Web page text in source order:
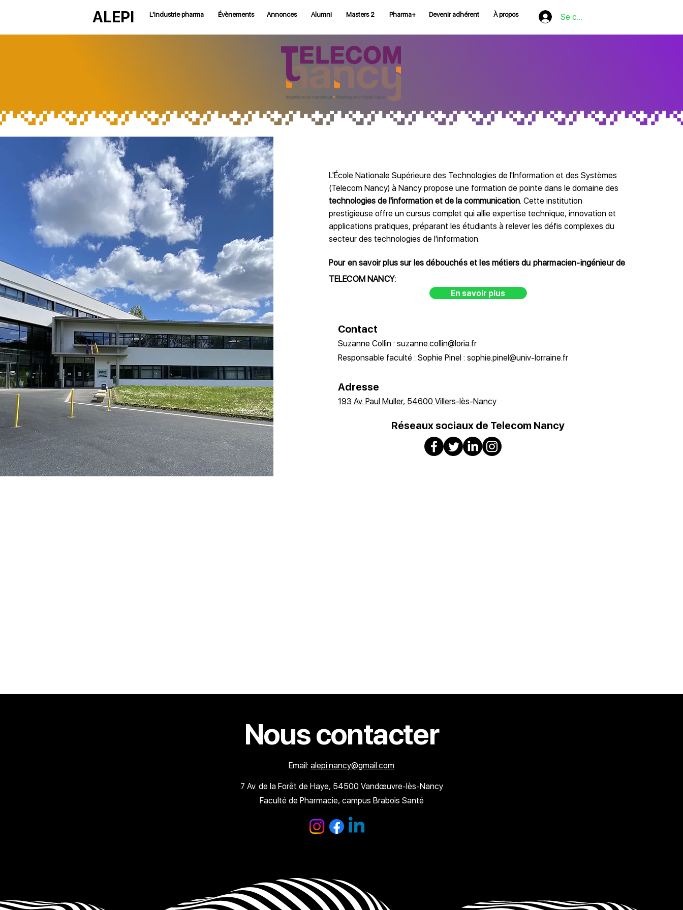
ALEPI L'industrie pharma Évènements Annonces Alumni Masters 2 Pharma+ Devenir adhérent À propos Se connecter
L'École Nationale Supérieure des Technologies de l'Information et des Systèmes
(Telecom Nancy) à Nancy propose une formation de pointe dans le domaine des
technologies de l'information et de la communication. Cette institution
prestigieuse offre un cursus complet qui allie expertise technique, innovation et
applications pratiques, préparant les étudiants à relever les défis complexes du
secteur des technologies de l'information.
Pour en savoir plus sur les débouchés et les métiers du pharmacien-ingénieur de
TELECOM NANCY:
En savoir plus
Contact
Suzanne Collin : suzanne.collin@loria.fr
Responsable faculté : Sophie Pinel : sophie.pinel@univ-lorraine.fr
Adresse
193 Av. Paul Muller, 54600 Villers-lès-Nancy
Réseaux sociaux de Telecom Nancy
Nous contacter
Email: alepi.nancy@gmail.com
7 Av. de la Forêt de Haye, 54500 Vandœuvre-lès-Nancy
Faculté de Pharmacie, campus Brabois Santé